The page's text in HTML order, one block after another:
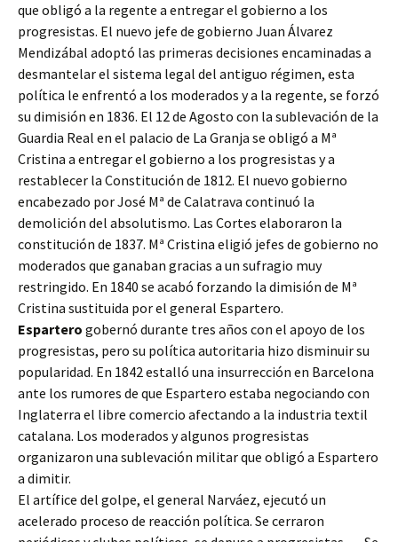
que obligó a la regente a entregar el gobierno a los
progresistas. El nuevo jefe de gobierno Juan Álvarez
Mendizábal adoptó las primeras decisiones encaminadas a
desmantelar el sistema legal del antiguo régimen, esta
política le enfrentó a los moderados y a la regente, se forzó
su dimisión en 1836. El 12 de Agosto con la sublevación de la
Guardia Real en el palacio de La Granja se obligó a Mª
Cristina a entregar el gobierno a los progresistas y a
restablecer la Constitución de 1812. El nuevo gobierno
encabezado por José Mª de Calatrava continuó la
demolición del absolutismo. Las Cortes elaboraron la
constitución de 1837. Mª Cristina eligió jefes de gobierno no
moderados que ganaban gracias a un sufragio muy
restringido. En 1840 se acabó forzando la dimisión de Mª
Cristina sustituida por el general Espartero.
Espartero gobernó durante tres años con el apoyo de los
progresistas, pero su política autoritaria hizo disminuir su
popularidad. En 1842 estalló una insurrección en Barcelona
ante los rumores de que Espartero estaba negociando con
Inglaterra el libre comercio afectando a la industria textil
catalana. Los moderados y algunos progresistas
organizaron una sublevación militar que obligó a Espartero
a dimitir.
El artífice del golpe, el general Narváez, ejecutó un
acelerado proceso de reacción política. Se cerraron